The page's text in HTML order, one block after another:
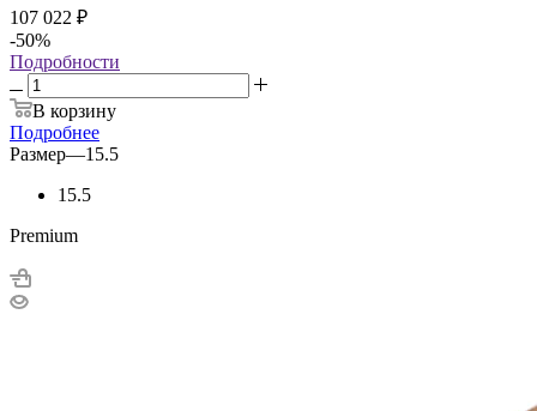
107 022 ₽
-50%
Подробности
В корзину
Подробнее
Размер—15.5
15.5
Premium